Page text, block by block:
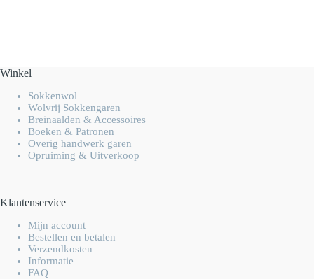
Winkel
Sokkenwol
Wolvrij Sokkengaren
Breinaalden & Accessoires
Boeken & Patronen
Overig handwerk garen
Opruiming & Uitverkoop
Klantenservice
Mijn account
Bestellen en betalen
Verzendkosten
Informatie
FAQ